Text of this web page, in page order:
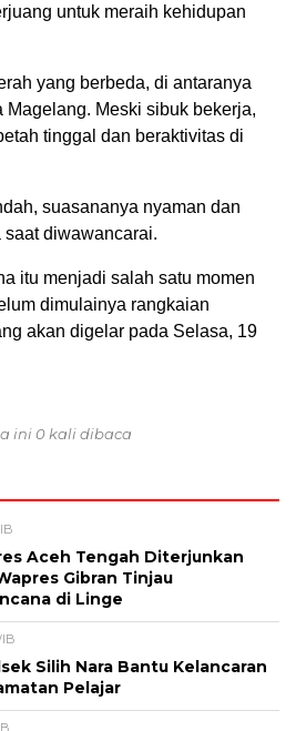
untuk meraih kehidupan
yang berbeda, di antaranya
Magelang. Meski sibuk bekerja,
tinggal dan beraktivitas di
suasananya nyaman dan
saat diwawancarai.
itu menjadi salah satu momen
dimulainya rangkaian
akan digelar pada Selasa, 19
ini 0 kali dibaca
Aceh Tengah Diterjunkan
Gibran Tinjau
di Linge
Silih Nara Bantu Kelancaran
Pelajar